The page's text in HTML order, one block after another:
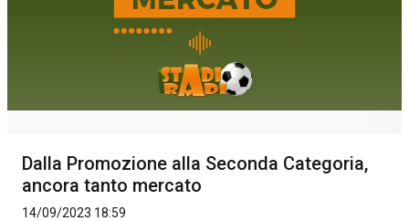
Dalla Promozione alla Seconda Categoria,
ancora tanto mercato
14/09/2023 18:59